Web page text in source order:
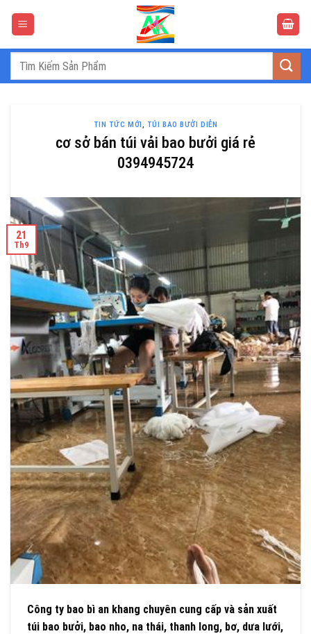
Tìm
TIN TỨC MỚI , TÚI BAO BƯỞI DIỄN
cơ sở bán túi vải bao bưởi giá rẻ
0394945724
21
Th9
Công ty bao bì an khang chuyên cung cấp và sản xuất
túi bao bưởi, bao nho, na thái, thanh long, bơ, dưa lưới,